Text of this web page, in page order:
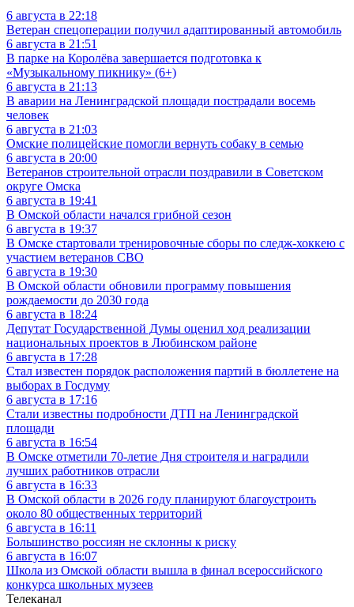
6 августа в 22:18
Ветеран спецоперации получил адаптированный автомобиль
6 августа в 21:51
В парке на Королёва завершается подготовка к
«Музыкальному пикнику» (6+)
6 августа в 21:13
В аварии на Ленинградской площади пострадали восемь
человек
6 августа в 21:03
Омские полицейские помогли вернуть собаку в семью
6 августа в 20:00
Ветеранов строительной отрасли поздравили в Советском
округе Омска
6 августа в 19:41
В Омской области начался грибной сезон
6 августа в 19:37
В Омске стартовали тренировочные сборы по следж-хоккею с
участием ветеранов СВО
6 августа в 19:30
В Омской области обновили программу повышения
рождаемости до 2030 года
6 августа в 18:24
Депутат Государственной Думы оценил ход реализации
национальных проектов в Любинском районе
6 августа в 17:28
Стал известен порядок расположения партий в бюллетене на
выборах в Госдуму
6 августа в 17:16
Стали известны подробности ДТП на Ленинградской
площади
6 августа в 16:54
В Омске отметили 70-летие Дня строителя и наградили
лучших работников отрасли
6 августа в 16:33
В Омской области в 2026 году планируют благоустроить
около 80 общественных территорий
6 августа в 16:11
Большинство россиян не склонны к риску
6 августа в 16:07
Школа из Омской области вышла в финал всероссийского
конкурса школьных музеев
Телеканал